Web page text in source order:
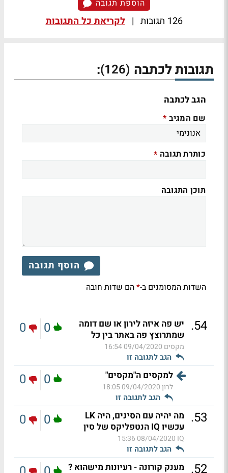
הוספת תגובה
126 תגובות | לקריאת כל התגובות
תגובות לכתבה (126)
:
הגב לכתבה
שם המגיב *
כותרת תגובה *
תוכן התגובה
הוסף תגובה
השדות המסומנים ב-*הם שדות חובה
54
. יש פה איזה לירון או שם דומה
שמתרוצץ פה באתר בין כל
מקסים 09/04/2020 16:54
הגב לתגובה זו
0
0
למקסים ה"מקסים"
לרון09/04/2020 18:05
הגב לתגובה זו
0
0
53
.
מה יהיה עם הסינים, היה LK
עכשיו IQ הנטפליקס של סין
IQ
08/04/2020 15:36
הגב לתגובה זו
0
0
52
. מענק קורונה - רעיונות מישהוא ?